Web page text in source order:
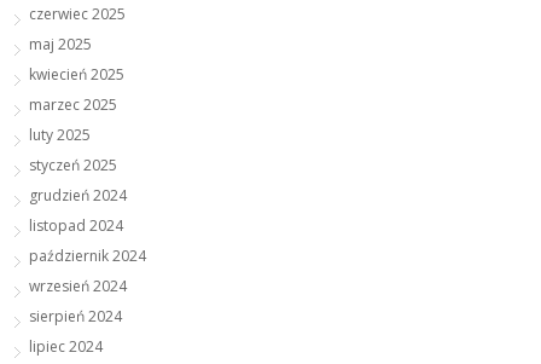
czerwiec 2025
maj 2025
kwiecień 2025
marzec 2025
luty 2025
styczeń 2025
grudzień 2024
listopad 2024
październik 2024
wrzesień 2024
sierpień 2024
lipiec 2024